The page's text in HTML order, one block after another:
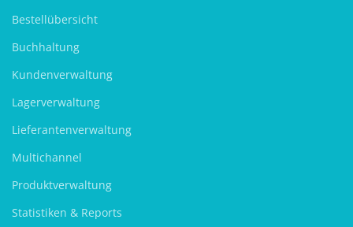
Bestellübersicht
Buchhaltung
Kundenverwaltung
Lagerverwaltung
Lieferantenverwaltung
Multichannel
Produktverwaltung
Statistiken & Reports